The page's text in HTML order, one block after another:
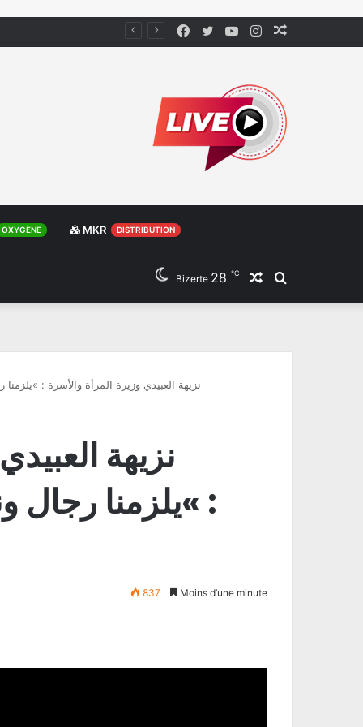
Instagram
YouTube
Twitter
Facebook
OXYGÈNE MKR DISTRIBUTION
Rechercher
Article
Bizerte 28 ℃
« نزيهة العبيدي وزيرة المرأة والأسرة :
: »يلزمنا رجال
837 Moins d’une minute